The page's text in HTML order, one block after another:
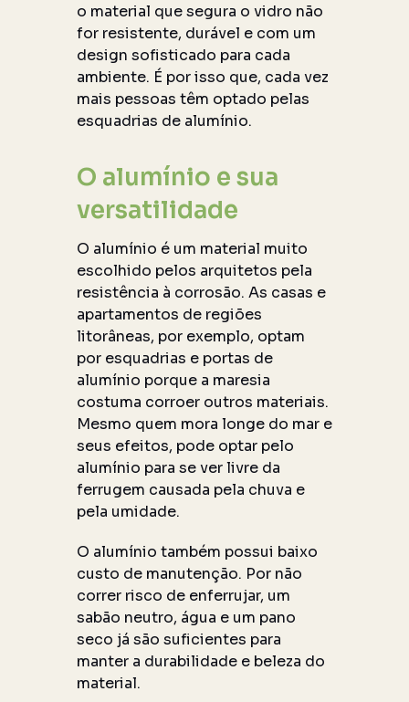
o material que segura o vidro não
for resistente, durável e com um
design sofisticado para cada
ambiente. É por isso que, cada vez
mais pessoas têm optado pelas
esquadrias de alumínio.
O alumínio e sua
versatilidade
O alumínio é um material muito
escolhido pelos arquitetos pela
resistência à corrosão. As casas e
apartamentos de regiões
litorâneas, por exemplo, optam
por esquadrias e portas de
alumínio porque a maresia
costuma corroer outros materiais.
Mesmo quem mora longe do mar e
seus efeitos, pode optar pelo
alumínio para se ver livre da
ferrugem causada pela chuva e
pela umidade.
O alumínio também possui baixo
custo de manutenção. Por não
correr risco de enferrujar, um
sabão neutro, água e um pano
seco já são suficientes para
manter a durabilidade e beleza do
material.